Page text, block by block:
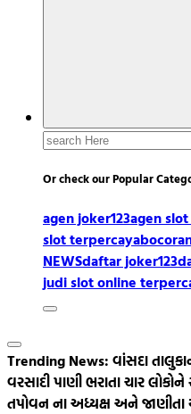
Search
Or check our Popular
agen joker123agen slot
slot terpercaya
NEWSdaftar joker123
judi slot online
Trending News: વાંસદા
વરસાદી પાણી ભરાતા ચાર
તપોવન ના અધ્યક્ષ અને જાણીતા